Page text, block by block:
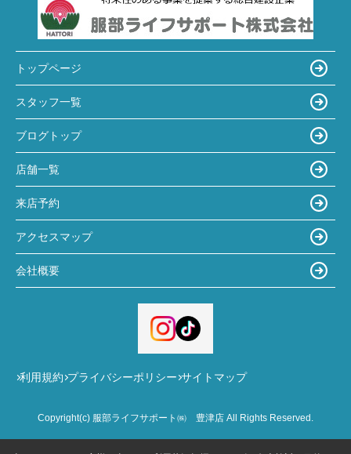
トップページ
スタッフ一覧
ブログトップ
店舗一覧
来店予約
アクセスマップ
会社概要
利用規約 プライバシーポリシー サイトマップ
Copyright(c) 服部ライフサポート㈱ 豊津店 All Rights Reserved.